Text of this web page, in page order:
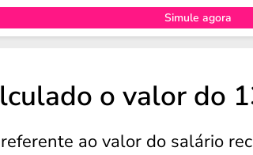
Simule agora
o valor do
ao valor do salário